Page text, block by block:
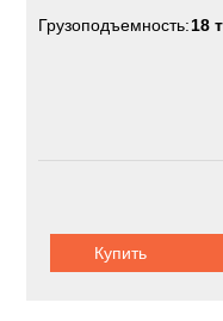
Грузоподъемность:18
Купить